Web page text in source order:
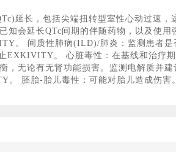
延长，包括尖端扭转型室性心动过速
知会延长QTc间期的伴随药物，以及使
。 间质性肺病(ILD)/肺炎：监测患者
。 心脏毒性：在基线和治疗
，无论有无肾功能损害。监测电解质并
胚胎-胎儿毒性：可能对胎儿造成伤害